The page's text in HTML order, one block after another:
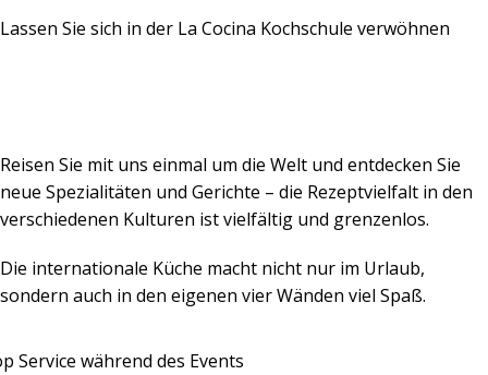
Lassen Sie sich in der La Cocina Kochschule verwöhnen
Reisen Sie mit uns einmal um die Welt und entdecken Sie
neue Spezialitäten und Gerichte – die Rezeptvielfalt in den
verschiedenen Kulturen ist vielfältig und gren­zenlos.
Die internationale Küche macht nicht nur im Urlaub,
sondern auch in den eige­nen vier Wänden viel Spaß.
Service während des Events